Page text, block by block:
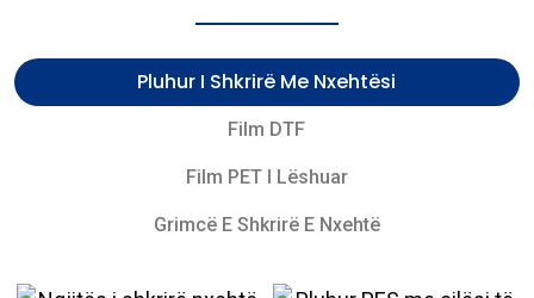
Pluhur I Shkrirë Me Nxehtësi
Film DTF
Film PET I Lëshuar
Grimcë E Shkrirë E Nxehtë